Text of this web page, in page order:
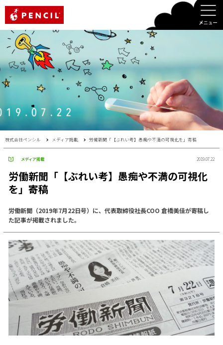
株式会社ペンシル メディア掲載 労働新聞「【ぶれい考】愚痴や不満の可視化を」寄稿
メディア掲載 2019.07.22
労働新聞「【ぶれい考】愚痴や不満の可視化
を」寄稿
労働新聞（2019年7月22日号）に、代表取締役社長COO 倉橋美佳が寄稿し
た記事が掲載されました。